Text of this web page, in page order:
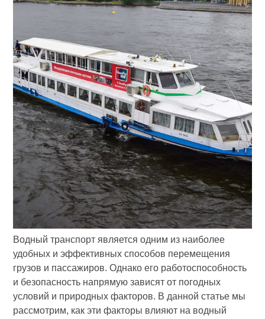
Водный транспорт является одним из наиболее
удобных и эффективных способов перемещения
грузов и пассажиров. Однако его работоспособность
и безопасность напрямую зависят от погодных
условий и природных факторов. В данной статье мы
рассмотрим, как эти факторы влияют на водный